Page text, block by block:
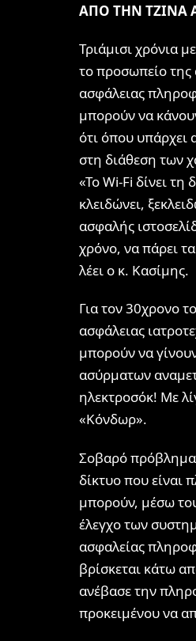
ΑΠΟ ΤΗΝ ΤΖΙΝΑ
Τριάμισι χρόνια
το προσωπείο της
ασφάλειας
μπορούν να
ότι όπου υπάρχει
στη διάθεση των
«Το Wi-Fi δίνει τη
κλειδώνει,
ασφαλής
χρόνο, να πάρει
λέει ο κ. Κασίμης.
Για τον 30χρονο
ασφάλειας
μπορούν να
ασύρματων
ηλεκτροσόκ! Με
«Κόνδωρ».
Σοβαρό πρόβλημα
δίκτυο που είναι
μπορούν, μέσω
έλεγχο των
ασφαλείας
βρίσκεται κάτω
ανέβασε την
προκειμένου να